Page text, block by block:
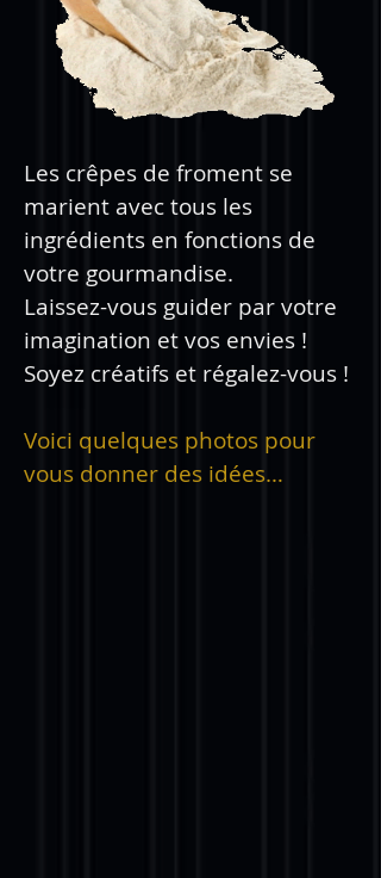
Les crêpes de froment se
marient avec tous les
ingrédients en fonctions de
votre gourmandise.
Laissez-vous guider par votre
imagination et vos envies !
Soyez créatifs et régalez-vous !
Voici quelques photos pour
vous donner des idées…